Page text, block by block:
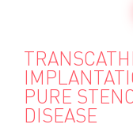
PURE
DISEASE